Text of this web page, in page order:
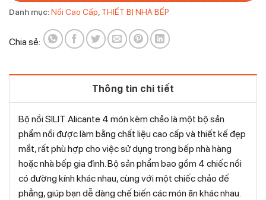
Danh mục:Nồi Cao Cấp THIẾT BỊ NHÀ BẾP
Chia sẻ:
Thông tin chi tiết
Bộ nồi SILIT Alicante 4 món kèm chảo là một bộ sản
phẩm nồi được làm bằng chất liệu cao cấp và thiết kế đẹp
mắt, rất phù hợp cho việc sử dụng trong bếp nhà hàng
hoặc nhà bếp gia đình. Bộ sản phẩm bao gồm 4 chiếc nồi
có đường kính khác nhau, cùng với một chiếc chảo đế
phẳng, giúp bạn dễ dàng chế biến các món ăn khác nhau.